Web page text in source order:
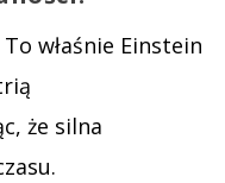
właśnie Einstein
że silna